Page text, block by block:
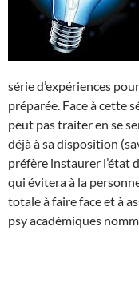
série d’expériences
préparée. Face à cette
peut pas traiter en se
déjà à sa disposition
préfère instaurer l’état
qui évitera à la
totale à faire face et à
psy académiques